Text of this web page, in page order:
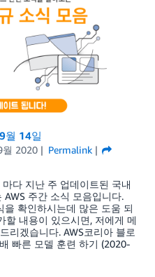
월 14일
월 2020
Permalink
다 지난 주 업데이트된 국내
주간 소식 모음입니다.
을 확인하시는데 많은 도움 되
할 내용이 있으시면, 저에게 메
리겠습니다. AWS코리아 블로
빠른 모델 훈련 하기 (2020-